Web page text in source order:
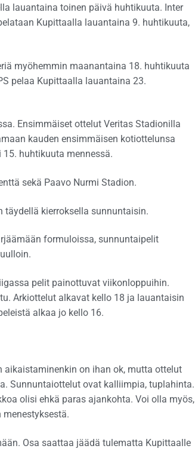
lauantaina toinen päivä huhtikuuta. Inter
Kupittaalla lauantaina 9. huhtikuuta,
myöhemmin maanantaina 18. huhtikuuta
pelaa Kupittaalla lauantaina 23.
Ensimmäiset ottelut Veritas Stadionilla
kauden ensimmäisen kotiottelunsa
huhtikuuta mennessä.
sekä Paavo Nurmi Stadion.
kierroksella sunnuntaisin.
formuloissa, sunnuntaipelit
pelit painottuvat viikonloppuihin.
Arkiottelut alkavat kello 18 ja lauantaisin
alkaa jo kello 16.
aikaistaminenkin on ihan ok, mutta ottelut
Sunnuntaiottelut ovat kalliimpia, tuplahinta.
olisi ehkä paras ajankohta. Voi olla myös,
Osa saattaa jäädä tulematta Kupittaalle